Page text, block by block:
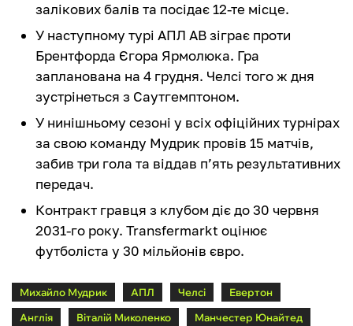
залікових балів та посідає 12-те місце.
У наступному турі АПЛ АВ зіграє проти
Брентфорда Єгора Ярмолюка. Гра
запланована на 4 грудня. Челсі того ж дня
зустрінеться з Саутгемптоном.
У нинішньому сезоні у всіх офіційних турнірах
за свою команду Мудрик провів 15 матчів,
забив три гола та віддав п’ять результативних
передач.
Контракт гравця з клубом діє до 30 червня
2031-го року. Transfermarkt оцінює
футболіста у 30 мільйонів євро.
Михайло Мудрик АПЛ Челсі
Евертон
Англія
Віталій Миколенко Манчестер Юнайтед